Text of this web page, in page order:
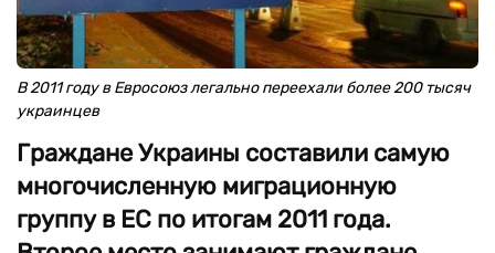
В 2011 году в Евросоюз легально переехали более 200 тысяч
украинцев
Граждане Украины составили самую
многочисленную миграционную
группу в ЕС по итогам 2011 года.